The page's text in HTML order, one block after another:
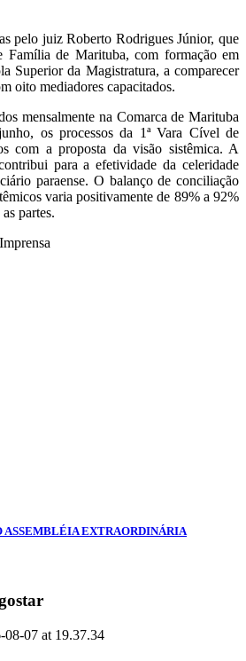
pelo juiz Roberto Rodrigues Júnior, que
Família de Marituba, com formação em
Superior da Magistratura, a comparecer
oito mediadores capacitados.
mensalmente na Comarca de Marituba
os processos da 1ª Vara Cível de
com a proposta da visão sistêmica. A
para a efetividade da celeridade
paraense. O balanço de conciliação
varia positivamente de 89% a 92%
partes.
ASSEMBLÉIA EXTRAORDINÁRIA